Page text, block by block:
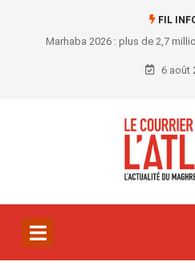
FIL
Marhaba 2026 : plus de 2,7
6 août